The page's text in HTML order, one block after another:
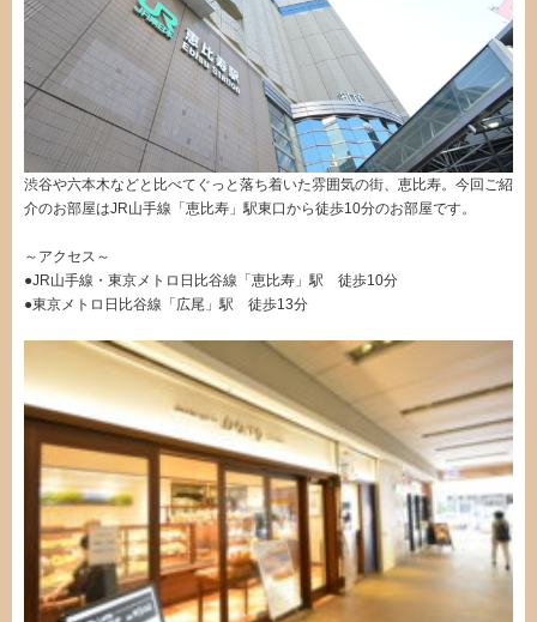
渋谷や六本木などと比べてぐっと落ち着いた雰囲気の街、恵比寿。今回ご紹
介のお部屋はJR山手線「恵比寿」駅東口から徒歩10分のお部屋です。
～アクセス～
●JR山手線・東京メトロ日比谷線「恵比寿」駅 徒歩10分
●東京メトロ日比谷線「広尾」駅 徒歩13分